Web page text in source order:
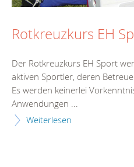
Rotkreuzkurs EH
Der Rotkreuzkurs EH Sport
aktiven Sportler, deren
Es werden keinerlei
Anwendungen ...
Weiterlesen